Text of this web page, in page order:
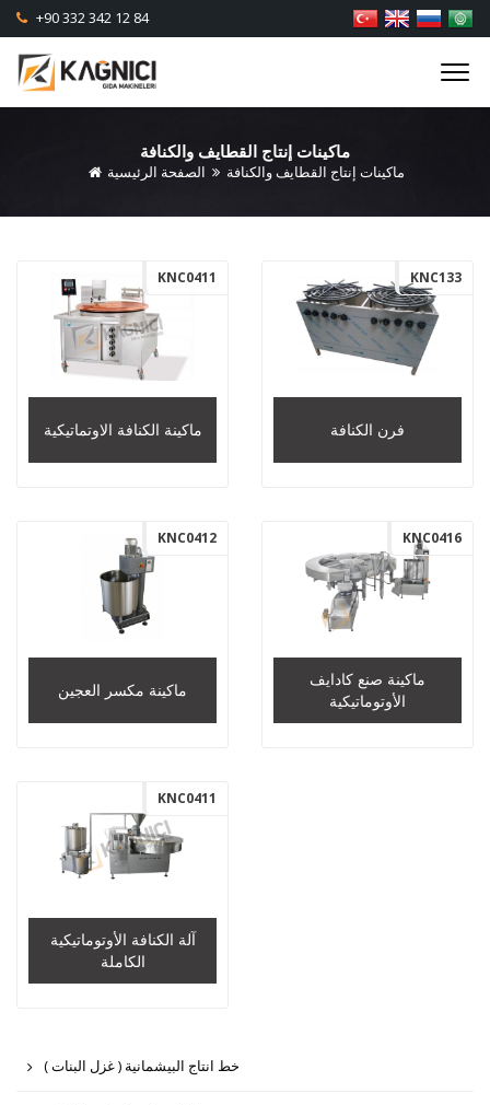
+90 332 342 12 84
ماكينات إنتاج القطايف والكنافة
الصفحة الرئيسية ماكينات إنتاج القطايف والكنافة
KNC0411
ماكينة الكنافة الاوتماتيكية
KNC133
فرن الكنافة
KNC0412
ماكينة مكسر العجين
KNC0416
ماكينة صنع كادايف
الأوتوماتيكية
KNC0411
آلة الكنافة الأوتوماتيكية
الكاملة
( خط انتاج البيشمانية ( غزل البنات